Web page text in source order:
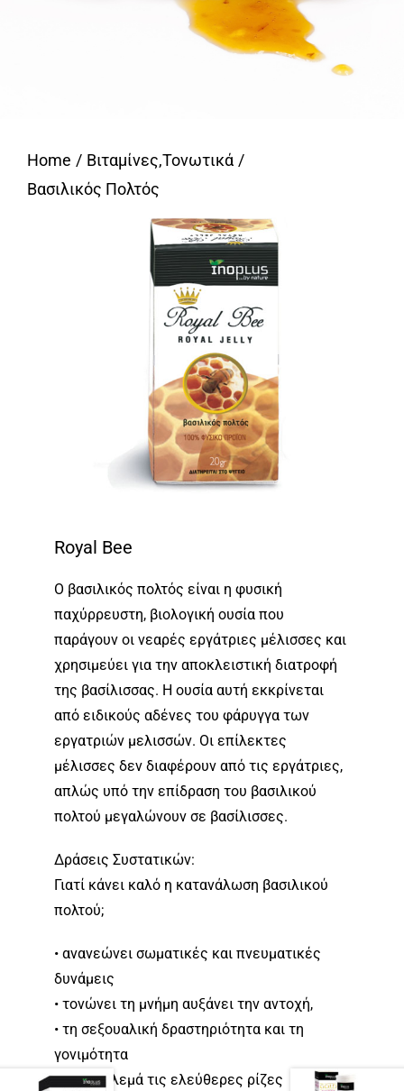
Home Βιταμίνες,Τονωτικά
Βασιλικός Πολτός
Royal Bee
Ο βασιλικός πολτός είναι η φυσική
παχύρρευστη, βιολογική ουσία που
παράγουν οι νεαρές εργάτριες μέλισσες και
χρησιμεύει για την αποκλειστική διατροφή
της βασίλισσας. Η ουσία αυτή εκκρίνεται
από ειδικούς αδένες του φάρυγγα των
εργατριών μελισσών. Οι επίλεκτες
μέλισσες δεν διαφέρουν από τις εργάτριες,
απλώς υπό την επίδραση του βασιλικού
πολτού μεγαλώνουν σε βασίλισσες.
Δράσεις Συστατικών:
Γιατί κάνει καλό η κατανάλωση βασιλικού
πολτού;
• ανανεώνει σωματικές και πνευματικές
δυνάμεις
• τονώνει τη μνήμη αυξάνει την αντοχή,
• τη σεξουαλική δραστηριότητα και τη
γονιμότητα
• καταπολεμά τις ελεύθερες ρίζες